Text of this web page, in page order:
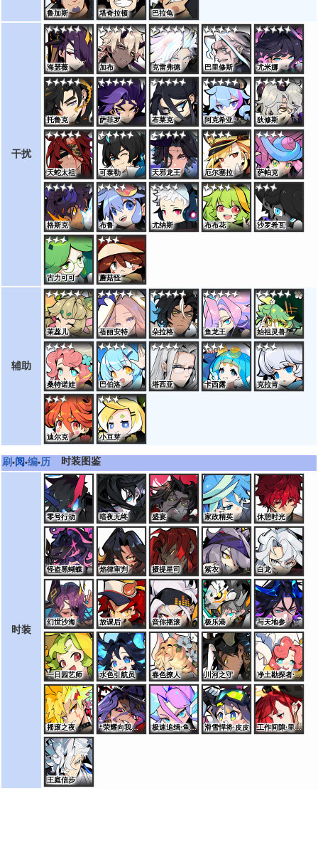
鲁加斯 塔奇拉顿 巴拉龟
干扰
海瑟薇 加布 克雷弗德 巴里修斯 尤米娜
托鲁克 萨菲罗 布莱克 阿克希亚 狄修斯
天蛇太祖 可泰勒 天邪龙王 厄尔塞拉 萨帕克
格斯克 布鲁 尤纳斯 布布花 沙罗希瓦
古力可可 蘑菇怪
辅助
茉蕊儿 蓓丽安特 朵拉格 鱼龙王 始祖灵兽
桑特诺娃 巴伯洛 塔西亚 卡西露 克拉肯
迪尔克 小豆芽
刷•阅•编•历 时装图鉴
时装
零号行动 暗夜无终 盛宴 家政精英 休憩时光
怪盗黑蝴蝶 焰律审判 摄提星司 紫衣 白龙
幻世沙海 放课后 音你摇滚 极乐港 与天地参
一日园艺师 水色引航员 春色撩人 川河之守 净土勘探者·桑特诺娃
摇滚之夜 “荣耀向我俯首”·艾夏拉 极速追缉·鱼龙王 滑雪悍将·皮皮 工作间隙·里奥斯
王庭信步